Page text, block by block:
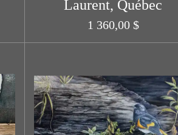
Laurent, Québec
1 360,00 $